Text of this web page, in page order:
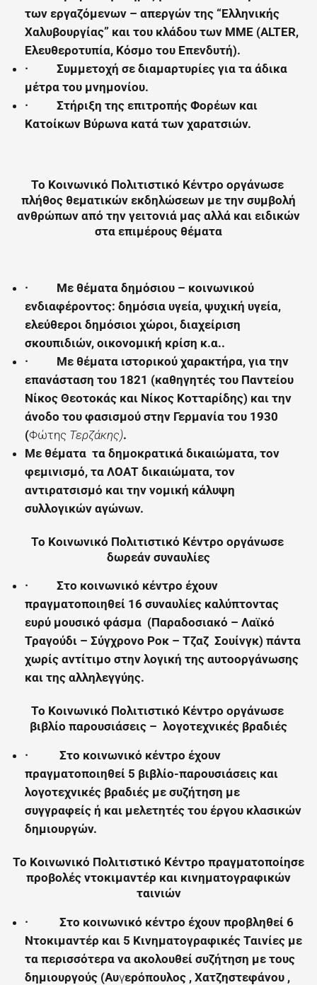
των εργαζόμενων – απεργών της “Ελληνικής
Χαλυβουργίας” και του κλάδου των ΜΜΕ (ALTER,
Ελευθεροτυπία, Κόσμο του Επενδυτή).
· Συμμετοχή σε διαμαρτυρίες για τα άδικα
μέτρα του μνημονίου.
· Στήριξη της επιτροπής Φορέων και
Κατοίκων Βύρωνα κατά των χαρατσιών.
Το Κοινωνικό Πολιτιστικό Κέντρο οργάνωσε
πλήθος θεματικών εκδηλώσεων με την συμβολή
ανθρώπων από την γειτονιά μας αλλά και ειδικών
στα επιμέρους θέματα
· Με θέματα δημόσιου – κοινωνικού
ενδιαφέροντος: δημόσια υγεία, ψυχική υγεία,
ελεύθεροι δημόσιοι χώροι, διαχείριση
σκουπιδιών, οικονομική κρίση κ.α..
· Με θέματα ιστορικού χαρακτήρα, για την
επανάσταση του 1821 (καθηγητές του Παντείου
Νίκος Θεοτοκάς και Νίκος Κοτταρίδης) και την
άνοδο του φασισμού στην Γερμανία του 1930
(Φώτης Τερζάκης).
Με θέματα τα δημοκρατικά δικαιώματα, τον
φεμινισμό, τα ΛΟΑΤ δικαιώματα, τον
αντιρατσισμό και την νομική κάλυψη
συλλογικών αγώνων.
Το Κοινωνικό Πολιτιστικό Κέντρο οργάνωσε
δωρεάν συναυλίες
· Στο κοινωνικό κέντρο έχουν
πραγματοποιηθεί 16συναυλίες καλύπτοντας
ευρύ μουσικό φάσμα (Παραδοσιακό – Λαϊκό
Τραγούδι – Σύγχρονο Ροκ – Τζαζ Σουίνγκ) πάντα
χωρίς αντίτιμο στην λογική της αυτοοργάνωσης
και της αλληλεγγύης.
Το Κοινωνικό Πολιτιστικό Κέντρο οργάνωσε
βιβλίο παρουσιάσεις – λογοτεχνικές βραδιές
· Στο κοινωνικό κέντρο έχουν
πραγματοποιηθεί 5 βιβλίο-παρουσιάσεις και
λογοτεχνικές βραδιές με συζήτηση με
συγγραφείς ή και μελετητές του έργου κλασικών
δημιουργών.
Το Κοινωνικό Πολιτιστικό Κέντρο πραγματοποίησε
προβολές ντοκιμαντέρ και κινηματογραφικών
ταινιών
· Στο κοινωνικό κέντρο έχουν προβληθεί 6
Ντοκιμαντέρ και 5 Κινηματογραφικές Ταινίες με
τα περισσότερα να ακολουθεί συζήτηση με τους
δημιουργούς (Αυγερόπουλος , Χατζηστεφάνου ,